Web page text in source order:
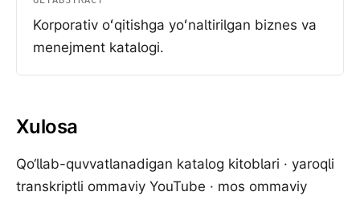
Korporativ oʻqitishga yoʻnaltirilgan biznes va
menejment katalogi.
Xulosa
Qo‘llab-quvvatlanadigan katalog kitoblari · yaroqli
transkriptli ommaviy YouTube · mos ommaviy